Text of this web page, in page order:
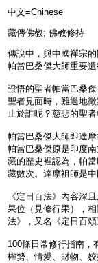
中文=Chinese
藏傳佛教; 佛教修持
傳說中，與中國禪宗
帕當巴桑傑大師重要
證悟的聖者帕當巴桑
聖者見面時，難過地
止於誰呢？慈悲的聖
帕當巴桑傑大師即達
帕當巴桑傑原是印度
藏的歷史裡認為，帕
藏數次。達摩祖師是
《定日百法》內容深
果位（見修行果），
法》，又名《定日百
100條日常修行指南，
權勢、情愛、財物、